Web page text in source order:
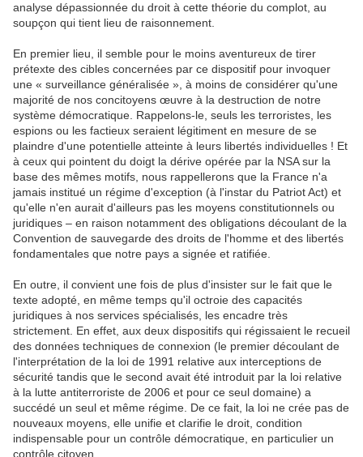
analyse dépassionnée du droit à cette théorie du complot, au
soupçon qui tient lieu de raisonnement.
En premier lieu, il semble pour le moins aventureux de tirer
prétexte des cibles concernées par ce dispositif pour invoquer
une « surveillance généralisée », à moins de considérer qu'une
majorité de nos concitoyens œuvre à la destruction de notre
système démocratique. Rappelons-le, seuls les terroristes, les
espions ou les factieux seraient légitiment en mesure de se
plaindre d'une potentielle atteinte à leurs libertés individuelles ! Et
à ceux qui pointent du doigt la dérive opérée par la NSA sur la
base des mêmes motifs, nous rappellerons que la France n'a
jamais institué un régime d'exception (à l'instar du Patriot Act) et
qu'elle n'en aurait d'ailleurs pas les moyens constitutionnels ou
juridiques – en raison notamment des obligations découlant de la
Convention de sauvegarde des droits de l'homme et des libertés
fondamentales que notre pays a signée et ratifiée.
En outre, il convient une fois de plus d'insister sur le fait que le
texte adopté, en même temps qu'il octroie des capacités
juridiques à nos services spécialisés, les encadre très
strictement. En effet, aux deux dispositifs qui régissaient le recueil
des données techniques de connexion (le premier découlant de
l'interprétation de la loi de 1991 relative aux interceptions de
sécurité tandis que le second avait été introduit par la loi relative
à la lutte antiterroriste de 2006 et pour ce seul domaine) a
succédé un seul et même régime. De ce fait, la loi ne crée pas de
nouveaux moyens, elle unifie et clarifie le droit, condition
indispensable pour un contrôle démocratique, en particulier un
contrôle citoyen.